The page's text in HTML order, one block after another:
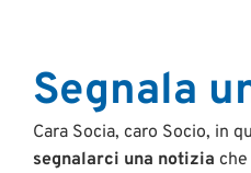
Segnala
Cara Socia, caro Socio, in
segnalarci una notizia